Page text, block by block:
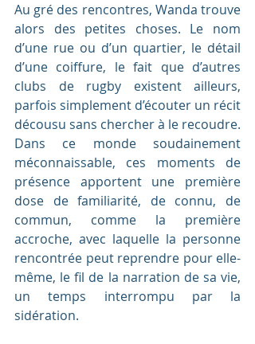
Au gré des rencontres, Wanda trouve
alors des petites choses. Le nom
d’une rue ou d’un quartier, le détail
d’une coiffure, le fait que d’autres
clubs de rugby existent ailleurs,
parfois simplement d’écouter un récit
décousu sans chercher à le recoudre.
Dans ce monde soudainement
méconnaissable, ces moments de
présence apportent une première
dose de familiarité, de connu, de
commun, comme la première
accroche, avec laquelle la personne
rencontrée peut reprendre pour elle-
même, le fil de la narration de sa vie,
un temps interrompu par la
sidération.